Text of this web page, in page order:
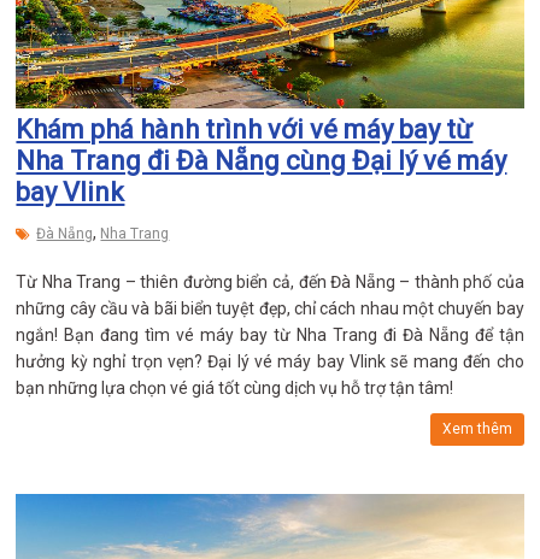
Khám phá hành trình với vé máy bay từ
Nha Trang đi Đà Nẵng cùng Đại lý vé máy
bay Vlink
Đà Nẵng, Nha Trang
Từ Nha Trang – thiên đường biển cả, đến Đà Nẵng – thành phố của
những cây cầu và bãi biển tuyệt đẹp, chỉ cách nhau một chuyến bay
ngắn! Bạn đang tìm vé máy bay từ Nha Trang đi Đà Nẵng để tận
hưởng kỳ nghỉ trọn vẹn? Đại lý vé máy bay Vlink sẽ mang đến cho
bạn những lựa chọn vé giá tốt cùng dịch vụ hỗ trợ tận tâm!
Xem thêm